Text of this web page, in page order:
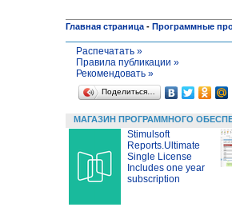
Главная страница - Программные
Распечатать »
Правила публикации »
Рекомендовать »
Поделиться…
МАГАЗИН ПРОГРАММНОГО
Stimulsoft
Reports.Ultimate
Single License
Includes one year
subscription